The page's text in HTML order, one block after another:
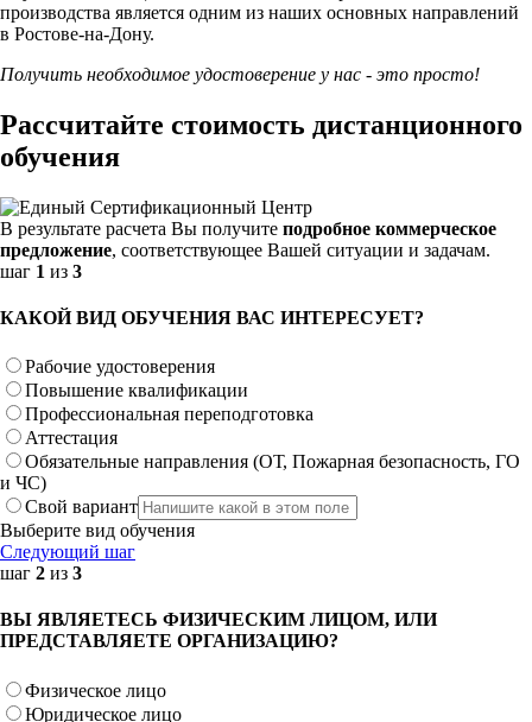
производства является одним из наших основных направлений
в Ростове-на-Дону.
Получить необходимое удостоверение у нас - это просто!
Рассчитайте стоимость дистанционного
обучения
В результате расчета Вы получите подробное коммерческое
предложение, соответствующее Вашей ситуации и задачам.
шаг 1 из 3
КАКОЙ ВИД ОБУЧЕНИЯ ВАС ИНТЕРЕСУЕТ?
Рабочие удостоверения
Повышение квалификации
Профессиональная переподготовка
Аттестация
Обязательные направления (ОТ, Пожарная безопасность, ГО
и ЧС)
Свой вариант
Выберите вид обучения
Следующий шаг
шаг 2 из 3
ВЫ ЯВЛЯЕТЕСЬ ФИЗИЧЕСКИМ ЛИЦОМ, ИЛИ
ПРЕДСТАВЛЯЕТЕ ОРГАНИЗАЦИЮ?
Физическое лицо
Юридическое лицо